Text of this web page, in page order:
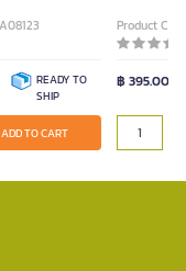
READY TO
SHIP
ADD TO CART
Product
฿ 395.00